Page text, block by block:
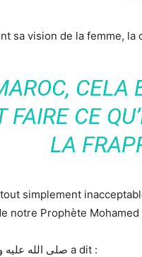
sa vision de la femme,
CELA
FAIRE CE
LA
simplement
notre Prophète Mohamed
Le prophète صلى الله عليه وسلم a dit :